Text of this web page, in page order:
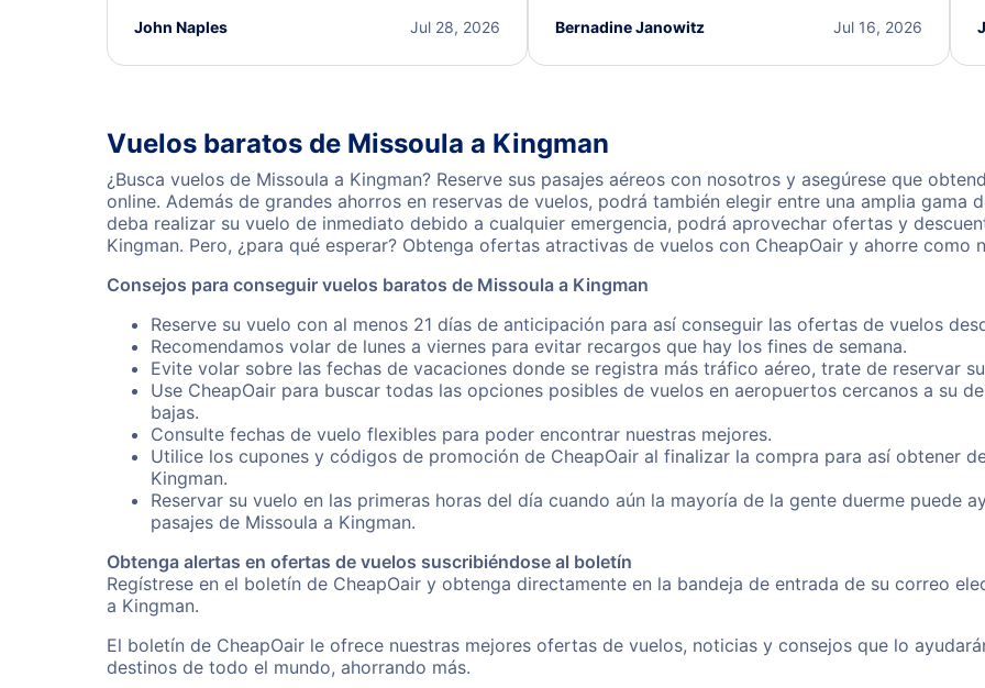
Jul 28, 2026
John Naples
I truly appreciate the excellent support andJul 16, 2026
Bernadine Janowitz
Vuelos baratos de Missoula a Kingman
¿Busca vuelos de Missoula a Kingman? Reserve sus pasajes aéreos con nosotros y asegúrese que
online. Además de grandes ahorros en reservas de vuelos, podrá también elegir entre una amplia gama
deba realizar su vuelo de inmediato debido a cualquier emergencia, podrá aprovechar ofertas y
Kingman. Pero, ¿para qué esperar? Obtenga ofertas atractivas de vuelos con CheapOair y ahorre como
Consejos para conseguir vuelos baratos de Missoula a Kingman
Reserve su vuelo con al menos 21 días de anticipación para así conseguir las ofertas de vuelos
Recomendamos volar de lunes a viernes para evitar recargos que hay los fines de semana.
Evite volar sobre las fechas de vacaciones donde se registra más tráfico aéreo, trate de reservar
Use CheapOair para buscar todas las opciones posibles de vuelos en aeropuertos cercanos a su
bajas.
Consulte fechas de vuelo flexibles para poder encontrar nuestras mejores.
Utilice los cupones y códigos de promoción de CheapOair al finalizar la compra para así obtener
Kingman.
Reservar su vuelo en las primeras horas del día cuando aún la mayoría de la gente duerme puede
pasajes de Missoula a Kingman.
Obtenga alertas en ofertas de vuelos suscribiéndose al boletín
Regístrese en el boletín de CheapOair y obtenga directamente en la bandeja de entrada de su correo
a Kingman.
El boletín de CheapOair le ofrece nuestras mejores ofertas de vuelos, noticias y consejos que lo
destinos de todo el mundo, ahorrando más.